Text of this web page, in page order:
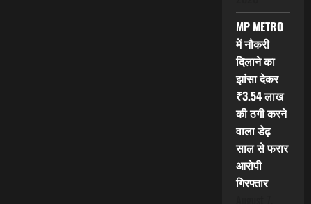
MP METRO
में नौकरी
दिलाने का
झांसा देकर
₹3.54 लाख
की ठगी करने
वाला डेढ़
साल से फरार
आरोपी
गिरफ्तार